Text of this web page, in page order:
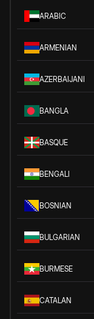
ARABIC
ARMENIAN
AZERBAIJANI
BANGLA
BASQUE
BENGALI
BOSNIAN
BULGARIAN
BURMESE
CATALAN